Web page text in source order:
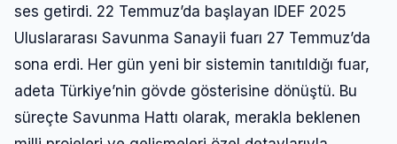
ses getirdi. 22 Temmuz’da başlayan IDEF 2025
Uluslararası Savunma Sanayii fuarı 27 Temmuz’da
sona erdi. Her gün yeni bir sistemin tanıtıldığı fuar,
adeta Türkiye’nin gövde gösterisine dönüştü. Bu
süreçte Savunma Hattı olarak, merakla beklenen